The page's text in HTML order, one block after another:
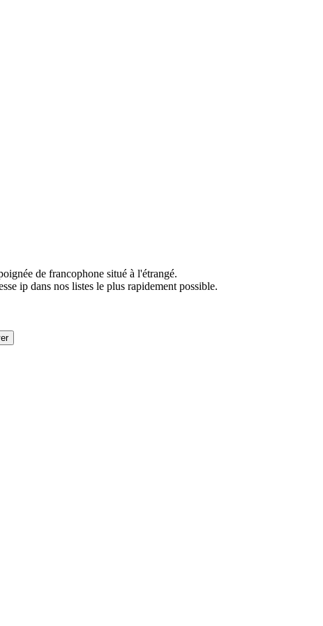
de francophone situé à l'étrangé.
ip dans nos listes le plus rapidement possible.